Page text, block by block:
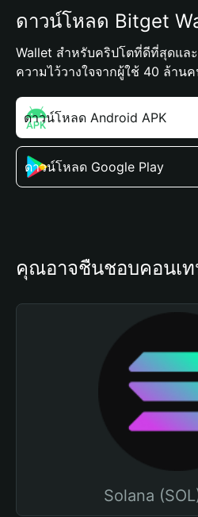
ดาวน์โหลด Bitget
Wallet สำหรับคริปโตที่ดีที่สุดแล
ความไว้วางใจจากผู้ใช้ 40 ล้าน
ดาวน์โหลด Android APK
ดาวน์โหลด Google Play
คุณอาจชื่นชอบคอนเ
Solana